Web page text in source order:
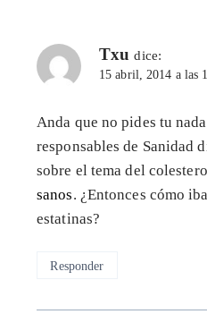
Txu dice:
15 abril, 2014 a las
Anda que no pides tu
responsables de Sanidad
sobre el tema del
sanos. ¿Entonces cómo
estatinas?
Responder